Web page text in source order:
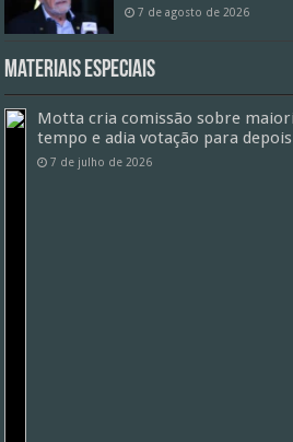
7 de agosto de 2026
Materiais especiais
Motta cria comissão sobre
tempo e adia votação para
7 de julho de 2026